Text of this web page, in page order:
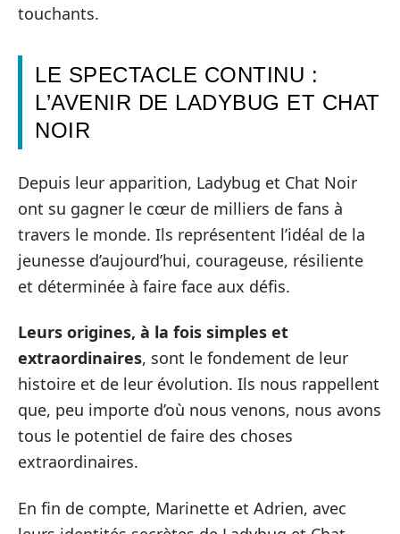
touchants.
LE SPECTACLE CONTINU :
L’AVENIR DE LADYBUG ET CHAT
NOIR
Depuis leur apparition, Ladybug et Chat Noir
ont su gagner le cœur de milliers de fans à
travers le monde. Ils représentent l’idéal de la
jeunesse d’aujourd’hui, courageuse, résiliente
et déterminée à faire face aux défis.
Leurs origines, à la fois simples et
extraordinaires, sont le fondement de leur
histoire et de leur évolution. Ils nous rappellent
que, peu importe d’où nous venons, nous avons
tous le potentiel de faire des choses
extraordinaires.
En fin de compte, Marinette et Adrien, avec